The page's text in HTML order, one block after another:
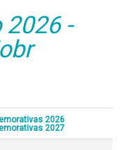
2026 -
2026
2027